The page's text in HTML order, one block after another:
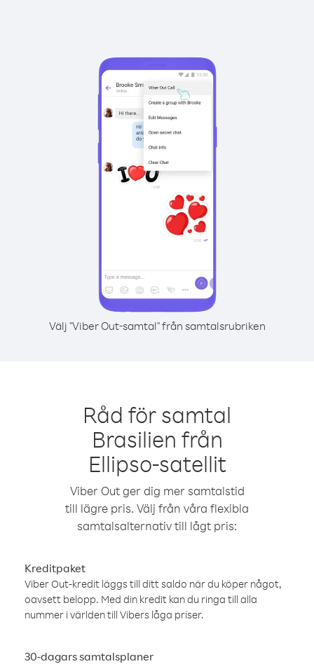
Välj "Viber Out-samtal" från samtalsrubriken
Råd för samtal
Brasilien från
Ellipso-satellit
Viber Out ger dig mer samtalstid
till lägre pris. Välj från våra flexibla
samtalsalternativ till lågt pris:
Kreditpaket
Viber Out-kredit läggs till ditt saldo när du köper något,
oavsett belopp. Med din kredit kan du ringa till alla
nummer i världen till Vibers låga priser.
30-dagars samtalsplaner